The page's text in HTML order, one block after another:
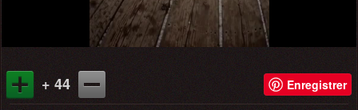
+ 44 Enregistrer